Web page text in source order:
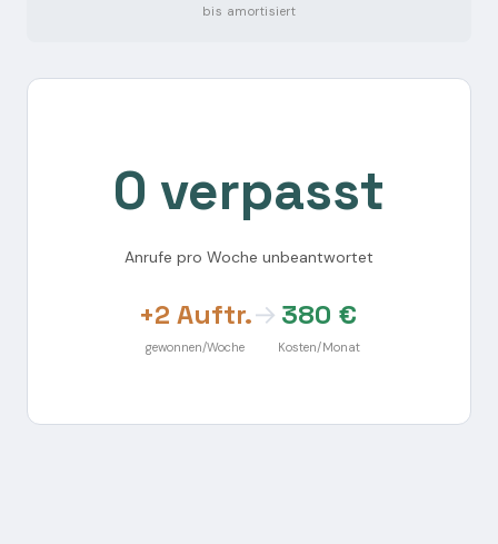
bis amortisiert
0 verpasst
Anrufe pro Woche unbeantwortet
+2 Auftr.
gewonnen/Woche
→ 380 €
Kosten/Monat